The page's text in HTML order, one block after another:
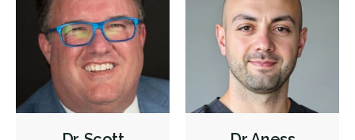
Soins dentaires pour enfants
Services esthétiques
Prothèses dentaires
Diagnostique
Urgences
Endodontie
Chirurgie buccale Orthodontie
Parodontie
Hygiène préventive et nettoyages
Réparateur